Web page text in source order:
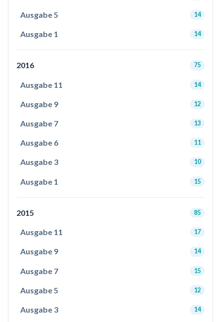
Ausgabe 5 14
Ausgabe 1 14
2016 75
Ausgabe 11 14
Ausgabe 9 12
Ausgabe 7 13
Ausgabe 6 11
Ausgabe 3 10
Ausgabe 1 15
2015 85
Ausgabe 11 17
Ausgabe 9 14
Ausgabe 7 15
Ausgabe 5 12
Ausgabe 3 14